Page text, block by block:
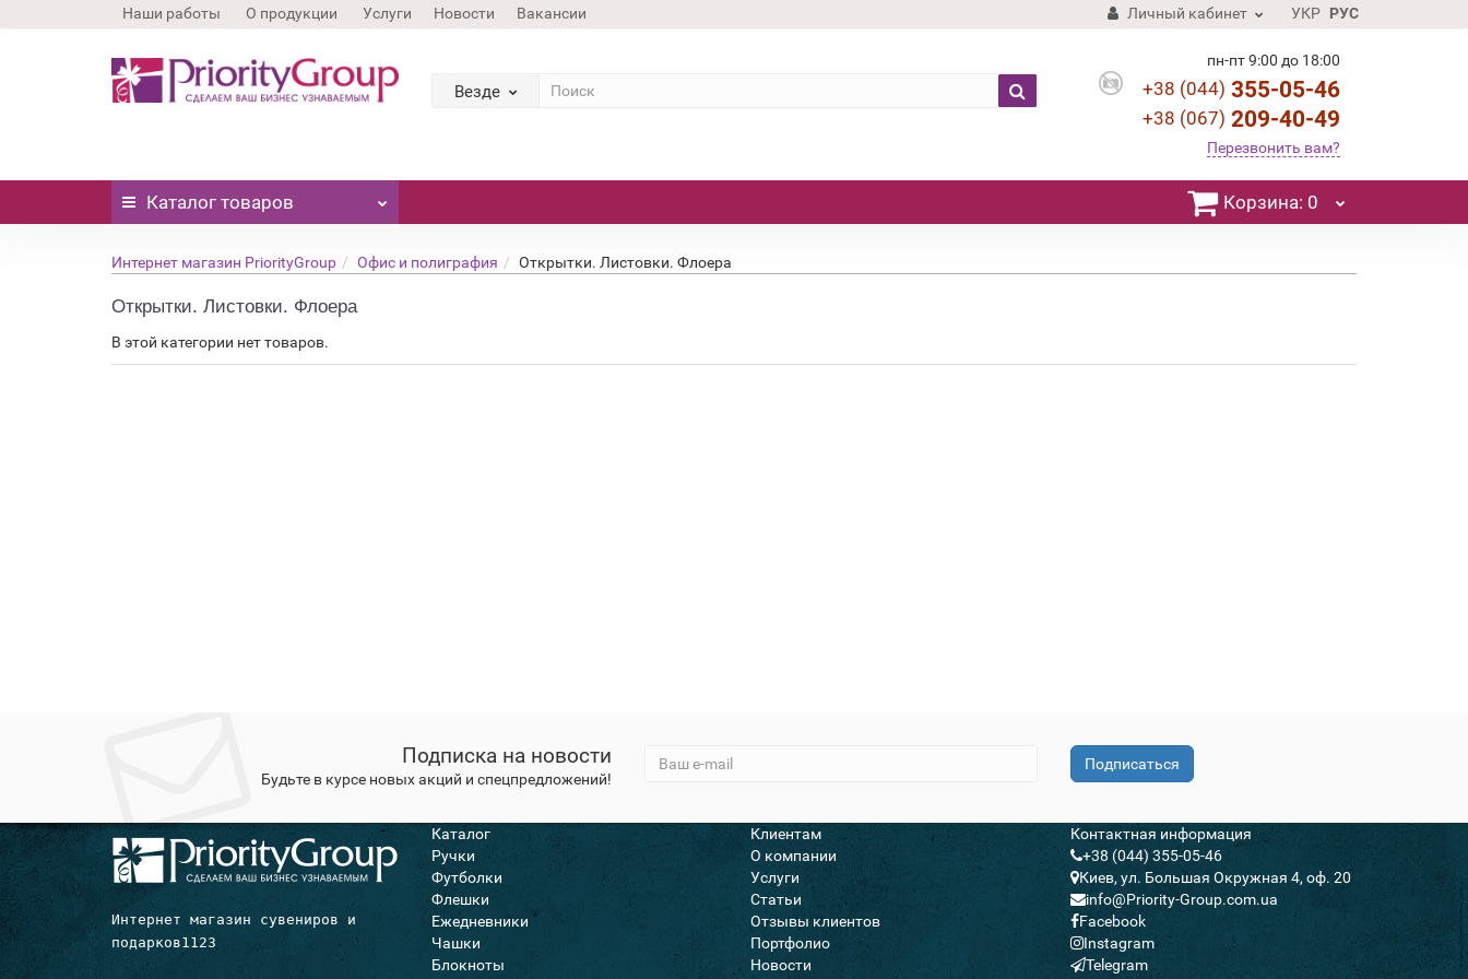
Наши работы О продукции Услуги Новости Вакансии РУС
УКР
Личный кабинет
Везде
пн-пт 9:00 до 18:00
+38 (044) 355-05-46
+38 (067) 209-40-49
Перезвонить вам?
Каталог товаров Корзина: 0
Интернет магазин PriorityGroup Офис и полиграфия Открытки. Листовки. Флоера
Открытки. Листовки. Флоера
В этой категории нет товаров.
Подписка на новости
Будьте в курсе новых акций и спецпредложений!
Подписаться
Интернет магазин сувениров и
подарков1123
Каталог
Ручки
Футболки
Флешки
Ежедневники
Чашки
Блокноты
Клиентам
О компании
Услуги
Статьи
Отзывы клиентов
Портфолио
Новости
Контактная информация
+38 (044) 355-05-46
Киев, ул. Большая Окружная 4, оф. 20
info@Priority-Group.com.ua
Facebook
Instagram
Telegram